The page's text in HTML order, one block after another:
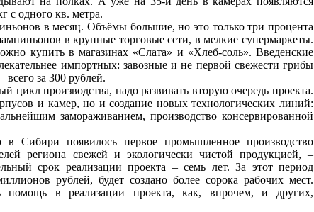
с одного кв. метра.
в месяц. Объёмы большие, но это только три процента
в крупные торговые сети, в мелкие супермаркеты.
купить в магазинах «Слата» и «Хлеб-соль». Введенские
импортных: завозные и не первой свежести грибы
за 300 рублей.
цикл производства, надо развивать вторую очередь проекта.
и камер, но и создание новых технологических линий:
замораживанием, производство консервированной
Сибири появилось первое промышленное производство
региона свежей и экологически чистой продукцией, –
срок реализации проекта – семь лет. За этот период
рублей, будет создано более сорока рабочих мест.
помощь в реализации проекта, как, впрочем, и других,